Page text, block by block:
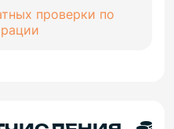
проверки по